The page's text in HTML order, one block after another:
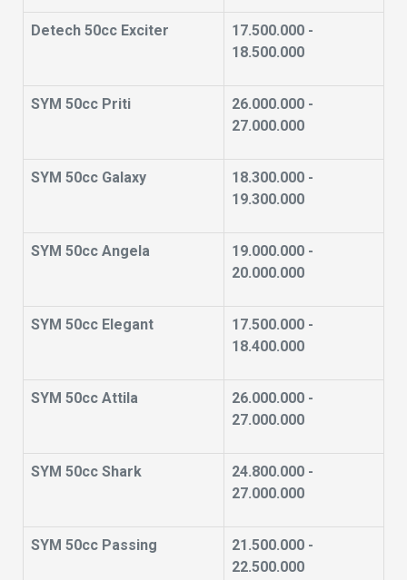
Detech 50cc Exciter
17.500.000 -
18.500.000
SYM 50cc Priti
26.000.000 -
27.000.000
SYM 50cc Galaxy
18.300.000 -
19.300.000
SYM 50cc Angela
19.000.000 -
20.000.000
SYM 50cc Elegant
17.500.000 -
18.400.000
SYM 50cc Attila
26.000.000 -
27.000.000
SYM 50cc Shark
24.800.000 -
27.000.000
SYM 50cc Passing
21.500.000 -
22.500.000